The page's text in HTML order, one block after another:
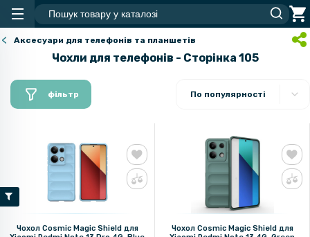
Аксесуари для телефонів та планшетів
Чохли для телефонів - Сторінка 105
фільтр По популярності
Чохол Cosmic Magic Shield для
Чохол Cosmic Magic Shield для